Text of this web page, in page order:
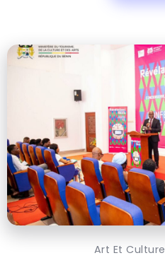
Art Et Culture